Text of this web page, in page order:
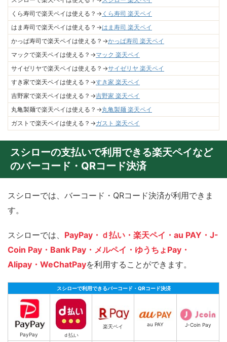
くら寿司で楽天ペイは使える？→ くら寿司 楽天ペイ
はま寿司で楽天ペイは使える？→はま寿司 楽天ペイ
かっぱ寿司で楽天ペイは使える？→かっぱ寿司 楽天ペイ
マックで楽天ペイは使える？→マック 楽天ペイ
サイゼリヤで楽天ペイは使える？→サイゼリヤ 楽天ペイ
すき家で楽天ペイは使える？→すき家 楽天ペイ
吉野家で楽天ペイは使える？→吉野家 楽天ペイ
丸亀製麺で楽天ペイは使える？→丸亀製麺 楽天ペイ
ガストで楽天ペイは使える？→ガスト 楽天ペイ
スシローの支払いで利用できる楽天ペイなど
のバーコード・QRコード決済
スシローでは、バーコード・QRコード決済が利用できま
す。
スシローでは、 PayPay・ｄ払い・楽天ペイ・au PAY・J-
Coin Pay・Bank Pay・メルペイ・ゆうちょPay・
Alipay・WeChatPayを利用することができます。
スシローで利用できるバーコード・QRコード決済
PayPay ｄ払い
楽天ペイ au PAY J-Coin Pay